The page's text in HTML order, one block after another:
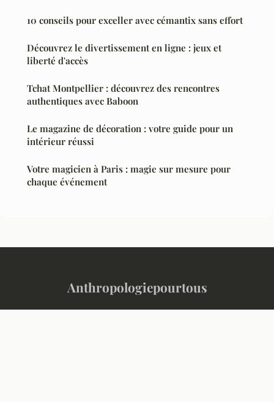
10 conseils pour exceller avec cémantix sans effort
Découvrez le divertissement en ligne : jeux et
liberté d'accès
Tchat Montpellier : découvrez des rencontres
authentiques avec Baboon
Le magazine de décoration : votre guide pour un
intérieur réussi
Votre magicien à Paris : magie sur mesure pour
chaque événement
Anthropologiepourtous